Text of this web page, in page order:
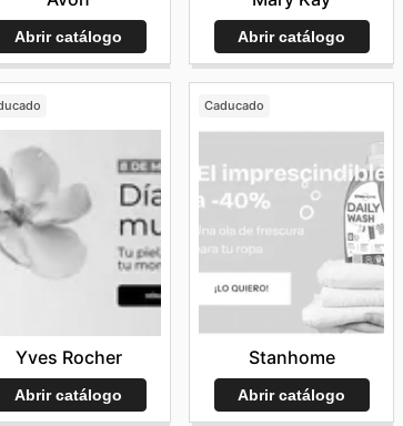
Abrir catálogo Abrir catálogo
Yves Rocher
Abrir catálogo
Caducado
Stanhome
Abrir catálogo